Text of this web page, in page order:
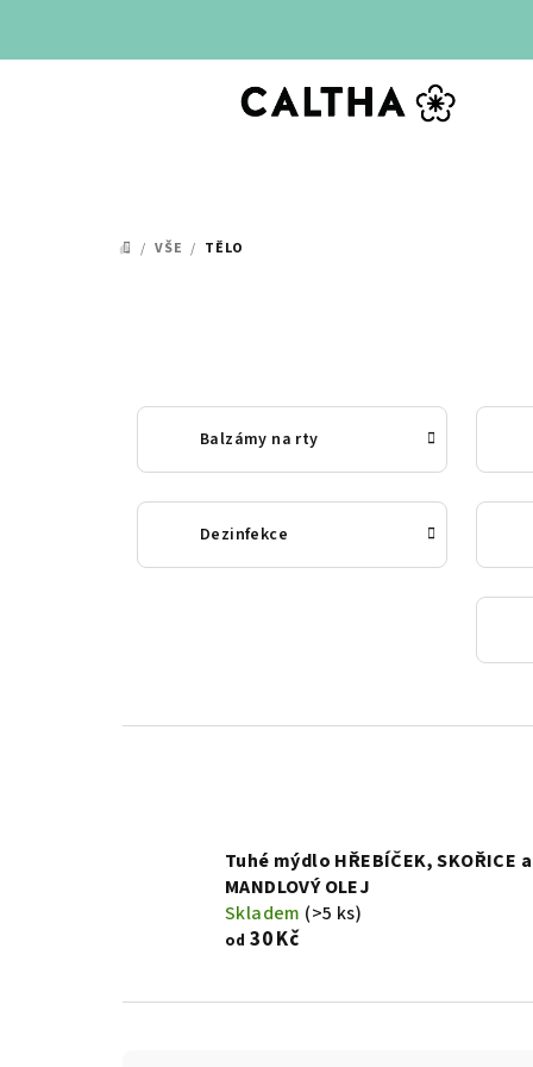
DOMŮ
/ VŠE / TĚLO
Balzámy na rty
Dezinfekce
Tuhé mýdlo HŘEBÍČEK, SKOŘICE a
MANDLOVÝ OLEJ
Skladem (>5 ks)
od 30 Kč